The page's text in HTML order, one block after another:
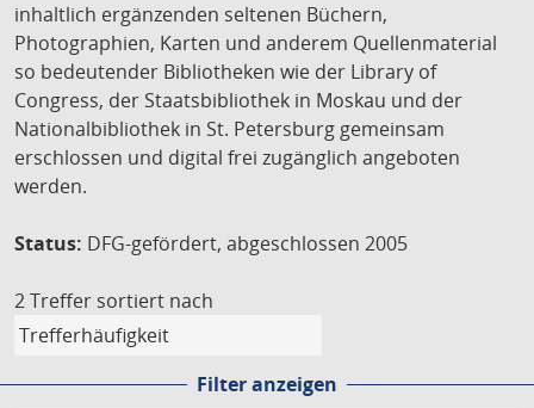
inhaltlich ergänzenden seltenen Büchern,
Photographien, Karten und anderem Quellenmaterial
so bedeutender Bibliotheken wie der Library of
Congress, der Staatsbibliothek in Moskau und der
Nationalbibliothek in St. Petersburg gemeinsam
erschlossen und digital frei zugänglich angeboten
werden.
Status: DFG-gefördert, abgeschlossen 2005
2 Treffer sortiert nach
Filter anzeigen